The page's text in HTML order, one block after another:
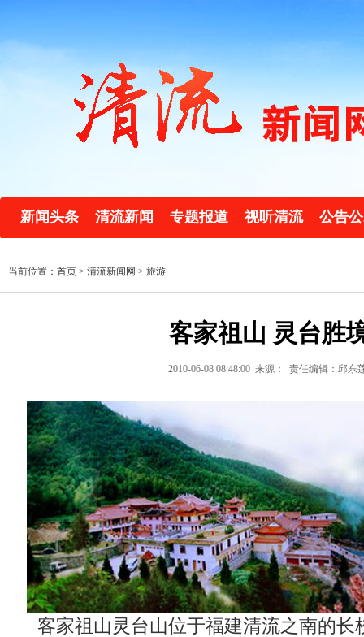
新闻头条 清流新闻 专题报道 视听清流 公告
当前位置：首页 > 清流新闻网 > 旅游
客家祖山 灵台胜
2010-06-08 08:48:00 来源： 责任编辑：邱东
客家祖山灵台山位于福建清流之南的长